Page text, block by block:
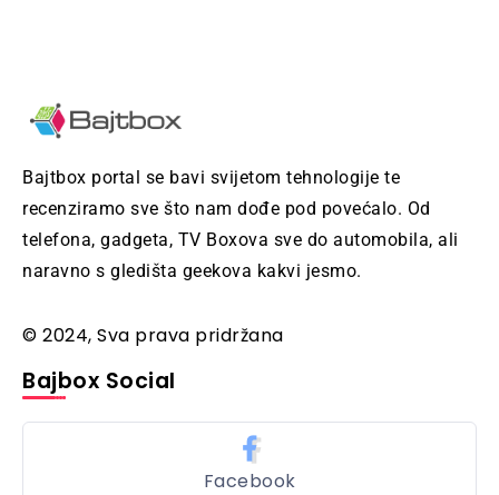
Bajtbox portal se bavi svijetom tehnologije te
recenziramo sve što nam dođe pod povećalo. Od
telefona, gadgeta, TV Boxova sve do automobila, ali
naravno s gledišta geekova kakvi jesmo.
© 2024, Sva prava pridržana
Bajbox Social
Facebook